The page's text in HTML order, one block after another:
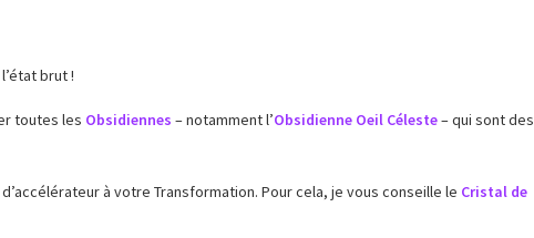
brut !
toutes les Obsidiennes – notamment l’Obsidienne Oeil Céleste– qui sont des
à votre Transformation. Pour cela, je vous conseille le Cristal de